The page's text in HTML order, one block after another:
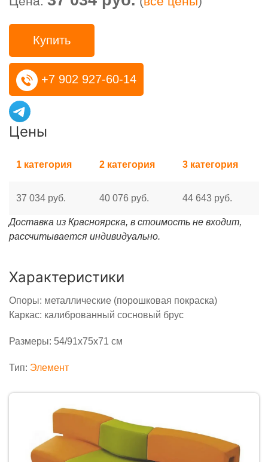
Купить
+7 902 927-60-14
Цены
1 категория 2 категория 3 категория
37 034 руб. 40 076 руб. 44 643 руб.
Доставка из Красноярска, в стоимость не входит,
рассчитывается индивидуально.
Характеристики
Опоры: металлические (порошковая покраска)
Каркас: калиброванный сосновый брус
Размеры: 54/91х75х71 см
Тип: Элемент